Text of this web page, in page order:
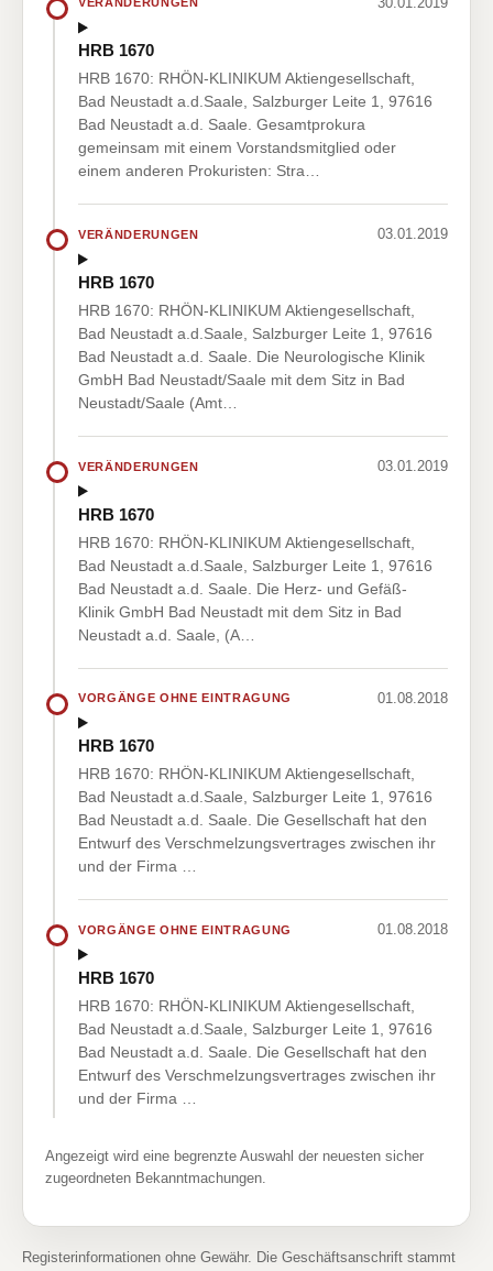
VERÄNDERUNGEN
HRB 1670
HRB 1670: RHÖN-KLINIKUM Aktiengesellschaft,
Bad Neustadt a.d.Saale, Salzburger Leite 1, 97616
Bad Neustadt a.d. Saale. Gesamtprokura
gemeinsam mit einem Vorstandsmitglied oder
einem anderen Prokuristen: Stra…
VERÄNDERUNGEN 03.01.2019
HRB 1670
HRB 1670: RHÖN-KLINIKUM Aktiengesellschaft,
Bad Neustadt a.d.Saale, Salzburger Leite 1, 97616
Bad Neustadt a.d. Saale. Die Neurologische Klinik
GmbH Bad Neustadt/Saale mit dem Sitz in Bad
Neustadt/Saale (Amt…
VERÄNDERUNGEN 03.01.2019
HRB 1670
HRB 1670: RHÖN-KLINIKUM Aktiengesellschaft,
Bad Neustadt a.d.Saale, Salzburger Leite 1, 97616
Bad Neustadt a.d. Saale. Die Herz- und Gefäß-
Klinik GmbH Bad Neustadt mit dem Sitz in Bad
Neustadt a.d. Saale, (A…
VORGÄNGE OHNE EINTRAGUNG 01.08.2018
HRB 1670
HRB 1670: RHÖN-KLINIKUM Aktiengesellschaft,
Bad Neustadt a.d.Saale, Salzburger Leite 1, 97616
Bad Neustadt a.d. Saale. Die Gesellschaft hat den
Entwurf des Verschmelzungsvertrages zwischen ihr
und der Firma …
VORGÄNGE OHNE EINTRAGUNG 01.08.2018
HRB 1670
HRB 1670: RHÖN-KLINIKUM Aktiengesellschaft,
Bad Neustadt a.d.Saale, Salzburger Leite 1, 97616
Bad Neustadt a.d. Saale. Die Gesellschaft hat den
Entwurf des Verschmelzungsvertrages zwischen ihr
und der Firma …
Angezeigt wird eine begrenzte Auswahl der neuesten sicher
zugeordneten Bekanntmachungen.
Registerinformationen ohne Gewähr. Die Geschäftsanschrift stammt